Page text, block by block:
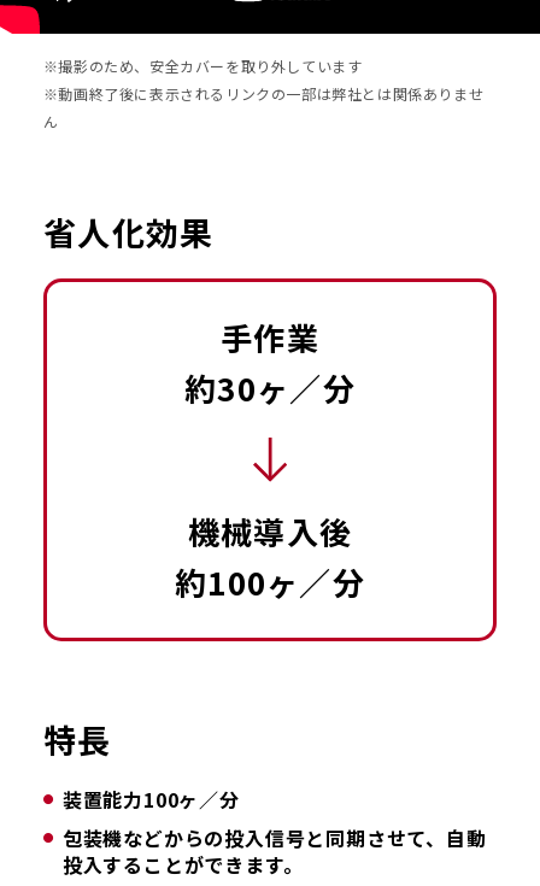
※撮影のため、安全カバーを取り外しています
※動画終了後に表示されるリンクの一部は弊社とは関係ありませ
ん
省人化効果
手作業
約30ヶ／分
機械導入後
約100ヶ／分
特長
装置能力100ヶ／分
包装機などからの投入信号と同期させて、自動
投入することができます。